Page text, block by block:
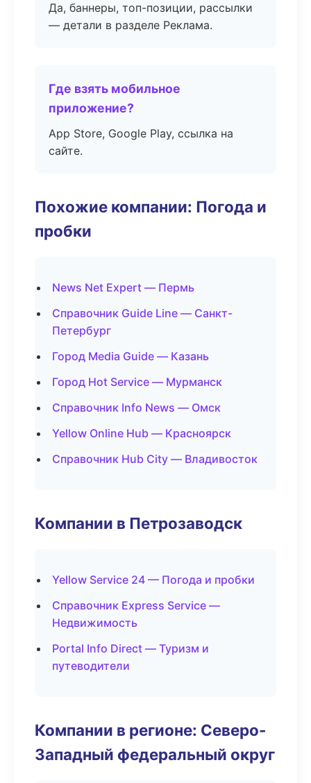
Да, баннеры, топ-позиции, рассылки
— детали в разделе Реклама.
Где взять мобильное
приложение?
App Store, Google Play, ссылка на
сайте.
Похожие компании: Погода и
пробки
News Net Expert — Пермь
Справочник Guide Line — Санкт-
Петербург
Город Media Guide — Казань
Город Hot Service — Мурманск
Справочник Info News — Омск
Yellow Online Hub — Красноярск
Справочник Hub City — Владивосток
Компании в Петрозаводск
Yellow Service 24 — Погода и пробки
Справочник Express Service —
Недвижимость
Portal Info Direct — Туризм и
путеводители
Компании в регионе: Северо-
Западный федеральный округ